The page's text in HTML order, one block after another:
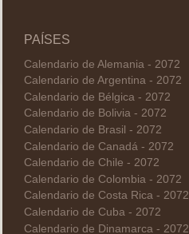
PAÍSES
Calendario de Alemania - 2072
Calendario de Argentina - 2072
Calendario de Bélgica - 2072
Calendario de Bolivia - 2072
Calendario de Brasil - 2072
Calendario de Canadá - 2072
Calendario de Chile - 2072
Calendario de Colombia - 2072
Calendario de Costa Rica - 2072
Calendario de Cuba - 2072
Calendario de Dinamarca - 2072